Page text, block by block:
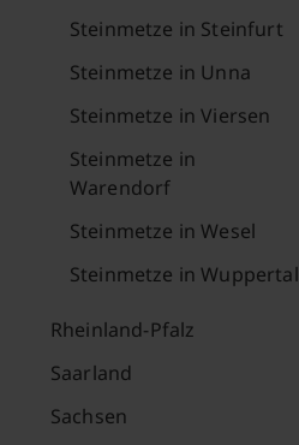
Steinmetze in Steinfurt
Steinmetze in Unna
Steinmetze in Viersen
Steinmetze in
Warendorf
Steinmetze in Wesel
Steinmetze in Wuppertal
Rheinland-Pfalz
Saarland
Sachsen